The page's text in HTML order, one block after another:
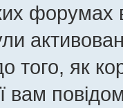
форумах
того, як
вам